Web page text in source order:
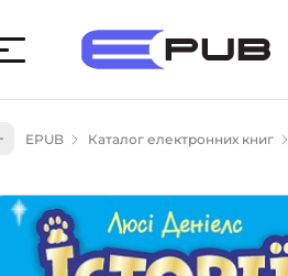
EPUB Каталог електронних книг